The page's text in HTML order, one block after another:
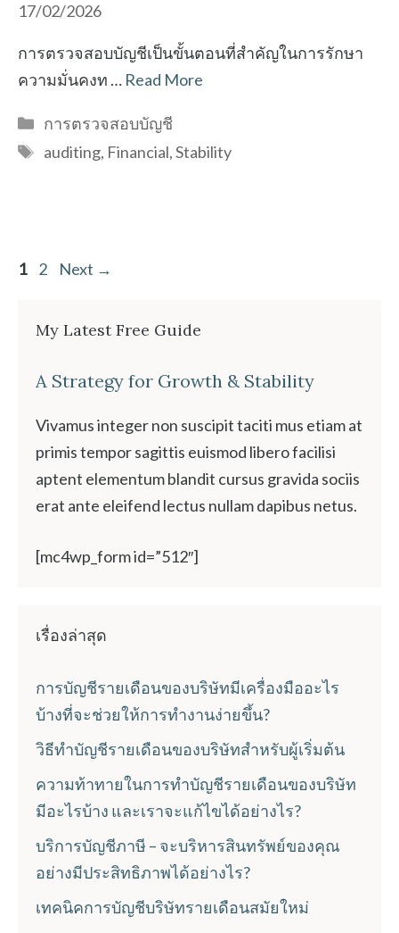
17/02/2026
การตรวจสอบบัญชีเป็นขั้นตอนที่สำคัญในการรักษา
ความมั่นคงท … Read More
Categories
การตรวจสอบบัญชี
Tags
auditing, Financial,Stability
Page
1 Page
2 Next →
My Latest Free Guide
A Strategy for Growth & Stability
Vivamus integer non suscipit taciti mus etiam at
primis tempor sagittis euismod libero facilisi
aptent elementum blandit cursus gravida sociis
erat ante eleifend lectus nullam dapibus netus.
[mc4wp_form id=”512″]
เรื่องล่าสุด
การบัญชีรายเดือนของบริษัทมีเครื่องมืออะไร
บ้างที่จะช่วยให้การทำงานง่ายขึ้น?
วิธีทำบัญชีรายเดือนของบริษัทสำหรับผู้เริ่มต้น
ความท้าทายในการทำบัญชีรายเดือนของบริษัท
มีอะไรบ้าง และเราจะแก้ไขได้อย่างไร?
บริการบัญชีภาษี – จะบริหารสินทรัพย์ของคุณ
อย่างมีประสิทธิภาพได้อย่างไร?
เทคนิคการบัญชีบริษัทรายเดือนสมัยใหม่